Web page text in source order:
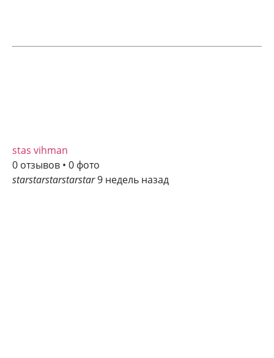
stas vihman
0 отзывов • 0 фото
starstarstarstarstar9 недель назад